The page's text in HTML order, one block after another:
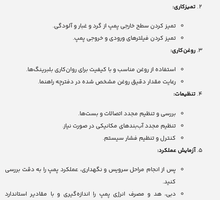
تمیزکاری:
تمیز کردن سطح خارجی پمپ از گرد و غبار و آلودگی.
تمیز کردن فیلترهای ورودی و خروجی پمپ.
روغن‌کاری:
استفاده از روغن مناسب و با کیفیت برای روان‌کاری بلبرینگ‌ها.
رعایت مقدار دقیق روغن مشخص شده در دفترچه راهنما.
تنظیمات:
بررسی و تنظیم مجدد اتصالات و بست‌ها.
تنظیم مجدد آب‌بندهای مکانیکی در صورت نیاز.
کنترل و تنظیم فشار سیستم.
آزمایش عملکرد:
پس از انجام مراحل سرویس و نگهداری، عملکرد پمپ را به دقت بررسی
کنید.
دبی، هد و مصرف انرژی پمپ را اندازه‌گیری و با مقادیر استاندارد